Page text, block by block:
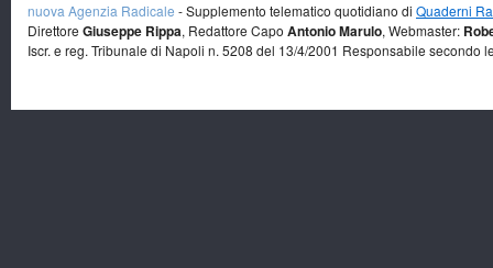
nuova Agenzia Radicale - Supplemento telematico quotidiano di Quaderni
Direttore Giuseppe Rippa, Redattore Capo Antonio Marulo, Webmaster:
Iscr. e reg. Tribunale di Napoli n. 5208 del 13/4/2001 Responsabile secondo